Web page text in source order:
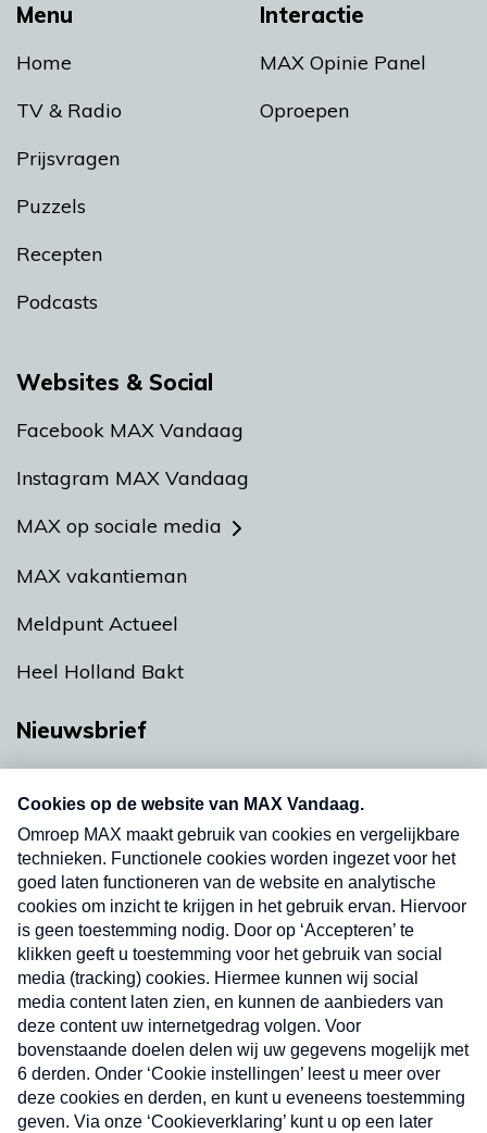
Menu
Home
TV & Radio
Prijsvragen
Puzzels
Recepten
Podcasts
Interactie
MAX Opinie Panel
Oproepen
Websites & Social
Facebook MAX Vandaag
Instagram MAX Vandaag
MAX op sociale media
MAX vakantieman
Meldpunt Actueel
Heel Holland Bakt
Nieuwsbrief
nieuwsbrief. Elke vrijdag- en dinsdagochtend in
uw mailbox.
Verzend
Nieuwsbrief